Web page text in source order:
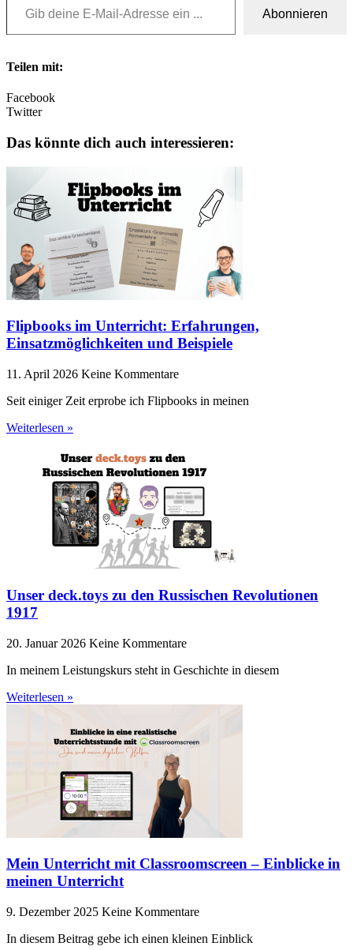
Abonnieren
Teilen mit:
Facebook
Twitter
Das könnte dich auch interessieren:
Flipbooks im Unterricht: Erfahrungen,
Einsatzmöglichkeiten und Beispiele
11. April 2026 Keine Kommentare
Seit einiger Zeit erprobe ich Flipbooks in meinen
Weiterlesen »
Unser deck.toys zu den Russischen Revolutionen
1917
20. Januar 2026 Keine Kommentare
In meinem Leistungskurs steht in Geschichte in diesem
Weiterlesen »
Mein Unterricht mit Classroomscreen – Einblicke in
meinen Unterricht
9. Dezember 2025 Keine Kommentare
In diesem Beitrag gebe ich einen kleinen Einblick